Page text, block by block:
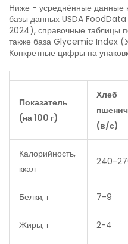
Ниже - усреднённые данные
базы данных USDA
2024), справочные таблицы
также база Glycemic Index
Конкретные цифры на
Показатель
(на 100 г)
Хлеб
(в/с)
Калорийность,
ккал
240-
Белки, г 7-9
Жиры, г 2-4